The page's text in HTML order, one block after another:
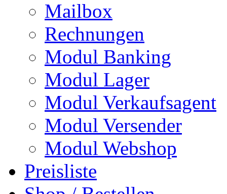
Mailbox
Rechnungen
Modul Banking
Modul Lager
Modul Verkaufsagent
Modul Versender
Modul Webshop
Preisliste